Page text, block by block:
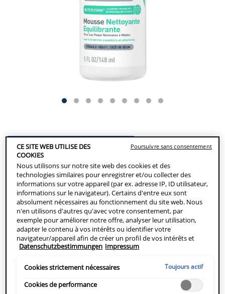
Pour peaux normales à mixtes
La Mousse nettoyante matifiante pour le visage intégre la
technologie Glycolysine pour éliminer en douceur les
impuretés. Formule non comédogène enrichie en céramides et
COMMANDER MAINTENANT
TROUVER EN MAGASIN
DESCRIPTION DU PRODUIT
CE SITE WEB UTILISE DES
COOKIES
Nous utilisons sur notre site web des cookies et des
technologies similaires pour enregistrer et/ou collecter des
informations sur votre appareil (par ex. adresse IP, ID utilisateur,
informations sur le navigateur). Certains d'entre eux sont
absolument nécessaires au fonctionnement du site web. Nous
n'en utilisons d'autres qu'avec votre consentement, par
exemple pour améliorer notre offre, analyser leur utilisation,
adapter le contenu à vos intérêts ou identifier votre
navigateur/appareil afin de créer un profil de vos intérêts et
vous montrer des publicités pertinentes sur d'autres offres en
nécessaires ("Tout accepter"), les refuser ("Poursuivre sans
vos choix ("Enregistrer la sélection"). En outre, vous pouvez à
Datenschutzbestimmungen Impressum
Cookies strictement nécessaires Toujours actif
Cookies de performance
Poursuivre sans consentement